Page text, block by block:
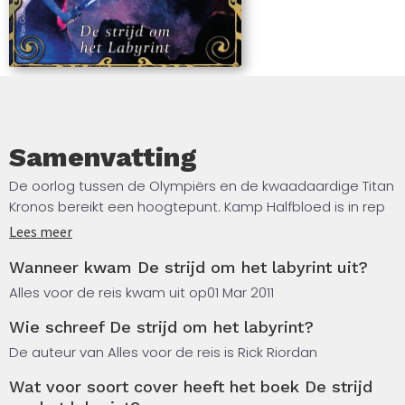
Samenvatting
De oorlog tussen de Olympiërs en de kwaadaardige Titan
Kronos bereikt een hoogtepunt. Kamp Halfbloed is in rep
en roer als blijkt dat Kronos? leger die veilige, tot dan toe
Om te voorkomen dat het kamp volledig onder de voet
zijn halfgoddelijke vrienden een gevaarlijke queeste
ondernemen. Ze komen terecht in het Labyrint, een
onaangename verrassing kan opleveren en elke
Lees meer
Wanneer kwam De strijd om het labyrint uit?
Alles voor de reis kwam uit op01 Mar 2011
Wie schreef De strijd om het labyrint?
De auteur van Alles voor de reis is Rick Riordan
Wat voor soort cover heeft het boek De strijd